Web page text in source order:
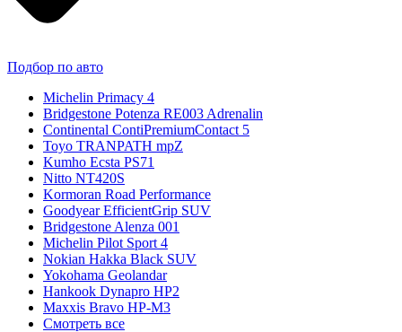
Подбор по авто
Michelin Primacy 4
Bridgestone Potenza RE003 Adrenalin
Continental ContiPremiumContact 5
Toyo TRANPATH mpZ
Kumho Ecsta PS71
Nitto NT420S
Kormoran Road Performance
Goodyear EfficientGrip SUV
Bridgestone Alenza 001
Michelin Pilot Sport 4
Nokian Hakka Black SUV
Yokohama Geolandar
Hankook Dynapro HP2
Maxxis Bravo HP-M3
Смотреть все